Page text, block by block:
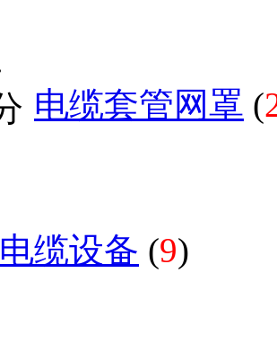
电缆套管网罩 (
电缆设备 (9)